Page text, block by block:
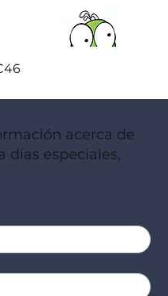
acerca de
días especiales,